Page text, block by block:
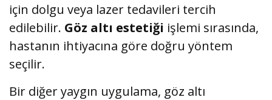
için dolgu veya lazer tedavileri tercih
edilebilir. Göz altı estetiği işlemi sırasında,
hastanın ihtiyacına göre doğru yöntem
seçilir.
Bir diğer yaygın uygulama, göz altı